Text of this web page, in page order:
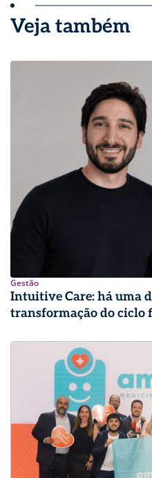
Veja também
Gestão
Intuitive Care: há uma
transformação do